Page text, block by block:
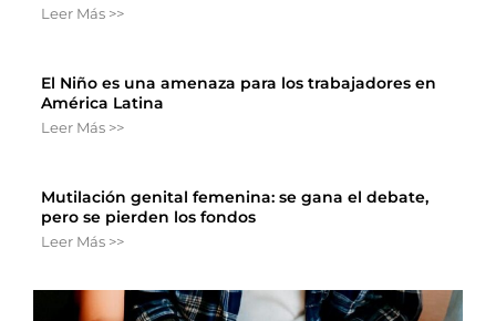
Leer Más >>
El Niño es una amenaza para los trabajadores en
América Latina
Leer Más >>
Mutilación genital femenina: se gana el debate,
pero se pierden los fondos
Leer Más >>